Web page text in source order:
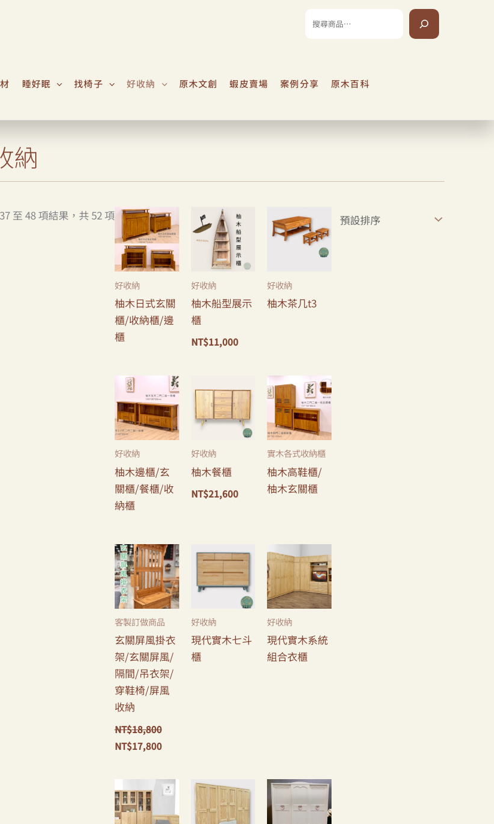
尋
睡好眠 找椅子 好收納 原木文創 蝦皮賣場 案例分享 原木百科
納
至 48 項結果，共 52 項
好收納
柚木日式玄關
櫃/收納櫃/邊
櫃
好收納
柚木船型展示
櫃
NT$11,000
好收納
柚木茶几t3
好收納
柚木邊櫃/玄
關櫃/餐櫃/收
納櫃
好收納
柚木餐櫃
NT$21,600
實木各式收納櫃
柚木高鞋櫃/
柚木玄關櫃
客製訂做商品
玄關屏風掛衣
架/玄關屏風/
隔間/吊衣架/
穿鞋椅/屏風
收納
NT$18,800
原
始
價
格：
NT$18,800。
NT$17,800
目
前
價
格：
NT$17,800。
好收納
現代實木七斗
櫃
好收納
現代實木系統
組合衣櫃